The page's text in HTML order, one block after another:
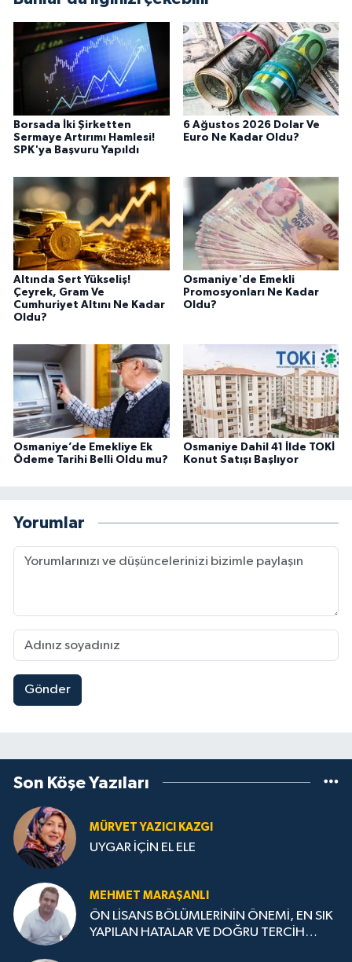
Borsada İki Şirketten
Sermaye Artırımı Hamlesi!
SPK'ya Başvuru Yapıldı
6 Ağustos 2026 Dolar Ve
Euro Ne Kadar Oldu?
Altında Sert Yükseliş!
Çeyrek, Gram Ve
Cumhuriyet Altını Ne Kadar
Oldu?
Osmaniye'de Emekli
Promosyonları Ne Kadar
Oldu?
Osmaniye’de Emekliye Ek
Ödeme Tarihi Belli Oldu mu?
Osmaniye Dahil 41 İlde TOKİ
Konut Satışı Başlıyor
Yorumlar
Gönder
Son Köşe Yazıları
MÜRVET YAZICI KAZGI
UYGAR İÇİN EL ELE
MEHMET MARAŞANLI
ÖN LİSANS BÖLÜMLERİNİN ÖNEMİ, EN SIK
YAPILAN HATALAR VE DOĞRU TERCİH